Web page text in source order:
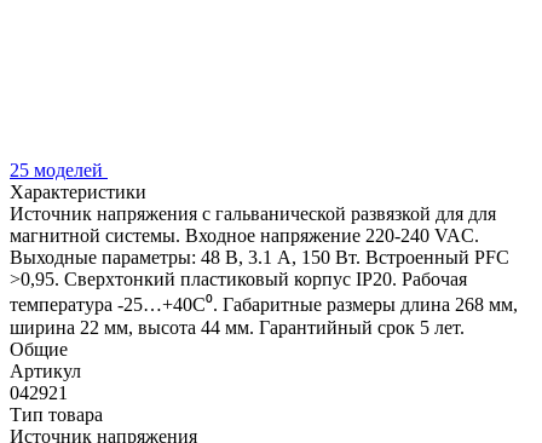
25 моделей
Характеристики
Источник напряжения с гальванической развязкой для для
магнитной системы. Входное напряжение 220-240 VAC.
Выходные параметры: 48 В, 3.1 А, 150 Вт. Встроенный PFC
>0,95. Сверхтонкий пластиковый корпус IP20. Рабочая
температура -25…+40C⁰. Габаритные размеры длина 268 мм,
ширина 22 мм, высота 44 мм. Гарантийный срок 5 лет.
Общие
Артикул
042921
Тип товара
Источник напряжения